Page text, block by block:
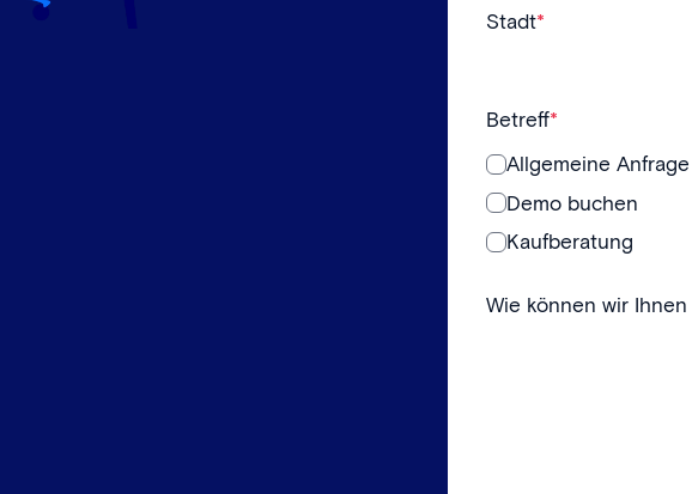
Stadt*
Betreff*
Allgemeine Anfrage
Demo buchen
Kaufberatung
Wie können wir